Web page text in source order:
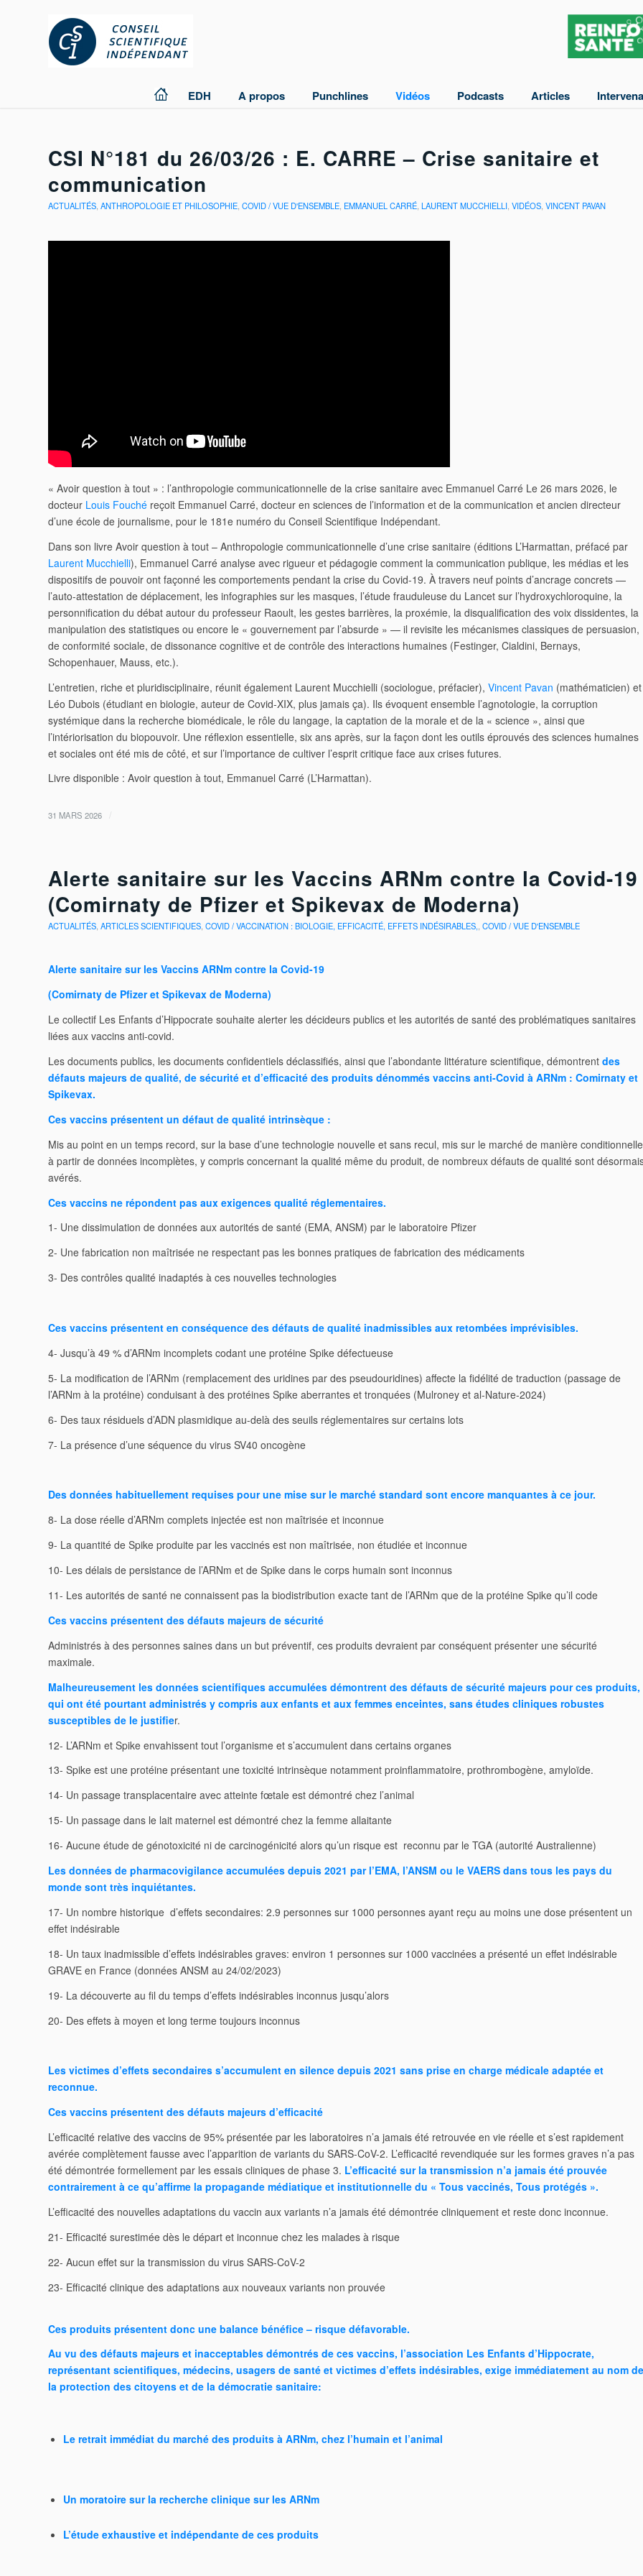
EDH A propos Punchlines Vidéos Podcasts Articles
CSI N°181 du 26/03/26 : E. CARRE – Crise sanitaire et
communication
ACTUALITÉS ANTHROPOLOGIE ET PHILOSOPHIE COVID / VUE D'ENSEMBLE EMMANUEL CARRÉ LAURENT MUCCHIELLI VIDÉOS VINCENT PAVAN
« Avoir question à tout » : l’anthropologie communicationnelle de la crise sanitaire avec Emmanuel Carré Le 26 mars 2026, le
docteur Louis Fouché reçoit Emmanuel Carré, docteur en sciences de l’information et de la communication et ancien directeur
d’une école de journalisme, pour le 181e numéro du Conseil Scientifique Indépendant.
Dans son livre Avoir question à tout – Anthropologie communicationnelle d’une crise sanitaire (éditions L’Harmattan, préfacé par
Laurent Mucchielli), Emmanuel Carré analyse avec rigueur et pédagogie comment la communication publique, les médias et les
dispositifs de pouvoir ont façonné les comportements pendant la crise du Covid-19. À travers neuf points d’ancrage concrets —
l’auto-attestation de déplacement, les infographies sur les masques, l’étude frauduleuse du Lancet sur l’hydroxychloroquine, la
personnification du débat autour du professeur Raoult, les gestes barrières, la proxémie, la disqualification des voix dissidentes, la
manipulation des statistiques ou encore le « gouvernement par l’absurde » — il revisite les mécanismes classiques de persuasion,
de conformité sociale, de dissonance cognitive et de contrôle des interactions humaines (Festinger, Cialdini, Bernays,
Schopenhauer, Mauss, etc.).
L’entretien, riche et pluridisciplinaire, réunit également Laurent Mucchielli (sociologue, préfacier), Vincent Pavan (mathématicien) et
Léo Dubois (étudiant en biologie, auteur de Covid-XIX, plus jamais ça). Ils évoquent ensemble l’agnotologie, la corruption
systémique dans la recherche biomédicale, le rôle du langage, la captation de la morale et de la « science », ainsi que
l’intériorisation du biopouvoir. Une réflexion essentielle, six ans après, sur la façon dont les outils éprouvés des sciences humaines
et sociales ont été mis de côté, et sur l’importance de cultiver l’esprit critique face aux crises futures.
Livre disponible : Avoir question à tout, Emmanuel Carré (L’Harmattan).
31 MARS 2026 /
Alerte sanitaire sur les Vaccins ARNm contre la Covid-19
(Comirnaty de Pfizer et Spikevax de Moderna)
ACTUALITÉS, ARTICLES SCIENTIFIQUES, COVID / VACCINATION : BIOLOGIE, EFFICACITÉ, EFFETS INDÉSIRABLES,, COVID / VUE D'ENSEMBLE
Alerte sanitaire sur les Vaccins ARNm contre la Covid-19
(Comirnaty de Pfizer et Spikevax de Moderna)
Le collectif Les Enfants d’Hippocrate souhaite alerter les décideurs publics et les autorités de santé des problématiques sanitaires
liées aux vaccins anti-covid.
Les documents publics, les documents confidentiels déclassifiés, ainsi que l’abondante littérature scientifique, démontrent des
défauts majeurs de qualité, de sécurité et d’efficacité des produits dénommés vaccins anti-Covid à ARNm : Comirnaty et
Spikevax.
Ces vaccins présentent un défaut de qualité intrinsèque :
Mis au point en un temps record, sur la base d’une technologie nouvelle et sans recul, mis sur le marché de manière conditionnelle
à partir de données incomplètes, y compris concernant la qualité même du produit, de nombreux défauts de qualité sont
avérés.
Ces vaccins ne répondent pas aux exigences qualité réglementaires.
1- Une dissimulation de données aux autorités de santé (EMA, ANSM) par le laboratoire Pfizer
2- Une fabrication non maîtrisée ne respectant pas les bonnes pratiques de fabrication des médicaments
3- Des contrôles qualité inadaptés à ces nouvelles technologies
Ces vaccins présentent en conséquence des défauts de qualité inadmissibles aux retombées imprévisibles.
4- Jusqu’à 49 % d’ARNm incomplets codant une protéine Spike défectueuse
5- La modification de l’ARNm (remplacement des uridines par des pseudouridines) affecte la fidélité de traduction (passage de
l’ARNm à la protéine) conduisant à des protéines Spike aberrantes et tronquées (Mulroney et al-Nature-2024)
6- Des taux résiduels d’ADN plasmidique au-delà des seuils réglementaires sur certains lots
7- La présence d’une séquence du virus SV40 oncogène
Des données habituellement requises pour une mise sur le marché standard sont encore manquantes à ce jour.
8- La dose réelle d’ARNm complets injectée est non maîtrisée et inconnue
9- La quantité de Spike produite par les vaccinés est non maîtrisée, non étudiée et inconnue
10- Les délais de persistance de l’ARNm et de Spike dans le corps humain sont inconnus
11- Les autorités de santé ne connaissent pas la biodistribution exacte tant de l’ARNm que de la protéine Spike qu’il code
Ces vaccins présentent des défauts majeurs de sécurité
Administrés à des personnes saines dans un but préventif, ces produits devraient par conséquent présenter une sécurité
maximale.
Malheureusement les données scientifiques accumulées démontrent des défauts de sécurité majeurs pour ces produits,
qui ont été pourtant administrés y compris aux enfants et aux femmes enceintes, sans études cliniques robustes
susceptibles de le justifier.
12- L’ARNm et Spike envahissent tout l’organisme et s’accumulent dans certains organes
13- Spike est une protéine présentant une toxicité intrinsèque notamment proinflammatoire, prothrombogène, amyloïde.
14- Un passage transplacentaire avec atteinte fœtale est démontré chez l’animal
15- Un passage dans le lait maternel est démontré chez la femme allaitante
16- Aucune étude de génotoxicité ni de carcinogénicité alors qu’un risque est reconnu par le TGA (autorité Australienne)
Les données de pharmacovigilance accumulées depuis 2021 par l’EMA, l’ANSM ou le VAERS dans tous les pays du
monde sont très inquiétantes.
17- Un nombre historique d’effets secondaires: 2.9 personnes sur 1000 personnes ayant reçu au moins une dose présentent un
effet indésirable
18- Un taux inadmissible d’effets indésirables graves: environ 1 personnes sur 1000 vaccinées a présenté un effet indésirable
GRAVE en France (données ANSM au 24/02/2023)
19- La découverte au fil du temps d’effets indésirables inconnus jusqu’alors
20- Des effets à moyen et long terme toujours inconnus
Les victimes d’effets secondaires s’accumulent en silence depuis 2021 sans prise en charge médicale adaptée et
reconnue.
Ces vaccins présentent des défauts majeurs d’efficacité
L’efficacité relative des vaccins de 95% présentée par les laboratoires n’a jamais été retrouvée en vie réelle et s’est rapidement
avérée complètement fausse avec l’apparition de variants du SARS-CoV-2. L’efficacité revendiquée sur les formes graves n’a pas
été démontrée formellement par les essais cliniques de phase 3. L’efficacité sur la transmission n’a jamais été prouvée
contrairement à ce qu’affirme la propagande médiatique et institutionnelle du « Tous vaccinés, Tous protégés ».
L’efficacité des nouvelles adaptations du vaccin aux variants n’a jamais été démontrée cliniquement et reste donc inconnue.
21- Efficacité surestimée dès le départ et inconnue chez les malades à risque
22- Aucun effet sur la transmission du virus SARS-CoV-2
23- Efficacité clinique des adaptations aux nouveaux variants non prouvée
Ces produits présentent donc une balance bénéfice – risque défavorable.
Au vu des défauts majeurs et inacceptables démontrés de ces vaccins, l’association Les Enfants d’Hippocrate,
représentant scientifiques, médecins, usagers de santé et victimes d’effets indésirables, exige immédiatement au nom de
la protection des citoyens et de la démocratie sanitaire:
Le retrait immédiat du marché des produits à ARNm, chez l’humain et l’animal
Un moratoire sur la recherche clinique sur les ARNm
L’étude exhaustive et indépendante de ces produits